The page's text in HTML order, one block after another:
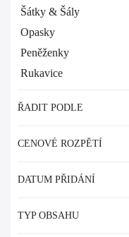
Šátky & Šály
Opasky
Peněženky
Rukavice
ŘADIT PODLE
CENOVÉ ROZPĚTÍ
DATUM PŘIDÁNÍ
TYP OBSAHU